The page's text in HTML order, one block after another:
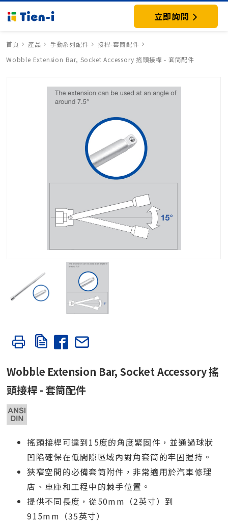
立即詢問
首頁 產品 手動系列配件
接桿-套筒配件
Wobble Extension Bar, Socket Accessory 搖頭接桿 - 套筒配件
Wobble Extension Bar, Socket Accessory 搖
頭接桿 - 套筒配件
搖頭接桿可達到15度的角度緊固件，並通過球狀
凹陷確保在低間隙區域內對角套筒的牢固握持。
狹窄空間的必備套筒附件，非常適用於汽車修理
店、車庫和工程中的棘手位置。
提供不同長度，從50mm（2英寸）到
915mm（35英寸）